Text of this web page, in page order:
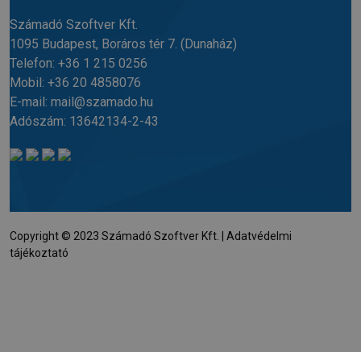
Számadó Szoftver Kft.
1095 Budapest, Boráros tér 7. (Dunaház)
Telefon: +36 1 215 0256
Mobil: +36 20 4858076
E-mail: mail@szamado.hu
Adószám: 13642134-2-43
Copyright © 2023 Számadó Szoftver Kft. | Adatvédelmi
tájékoztató